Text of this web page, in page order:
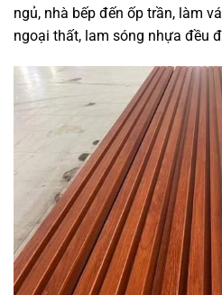
ngủ, nhà bếp đến ốp trần, làm
ngoại thất, lam sóng nhựa đều